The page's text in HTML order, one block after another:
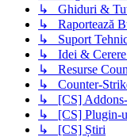
↳ Ghiduri &
↳ Raportează
↳ Suport
↳ Idei & Cerere
↳ Resurse
↳ Counter-
↳ [CS]
↳ [CS] Plugin-
↳ [CS] Știri